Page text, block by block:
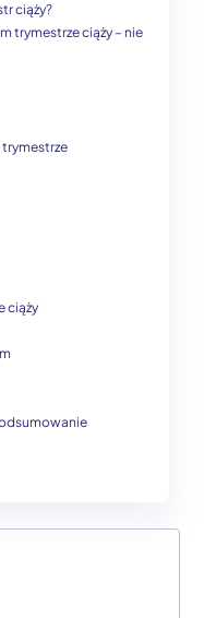
ciąży?
trymestrze ciąży – nie
ciąży